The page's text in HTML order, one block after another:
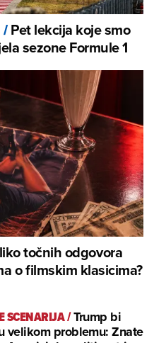
/Pet lekcija koje smo
sezone Formule 1
točnih odgovora
o filmskim klasicima?
SCENARIJA/Trump bi
velikom problemu: Znate